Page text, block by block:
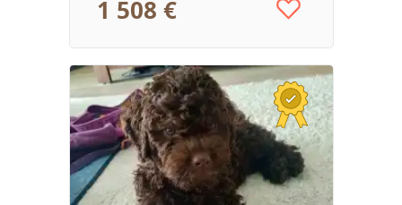
1 508 €